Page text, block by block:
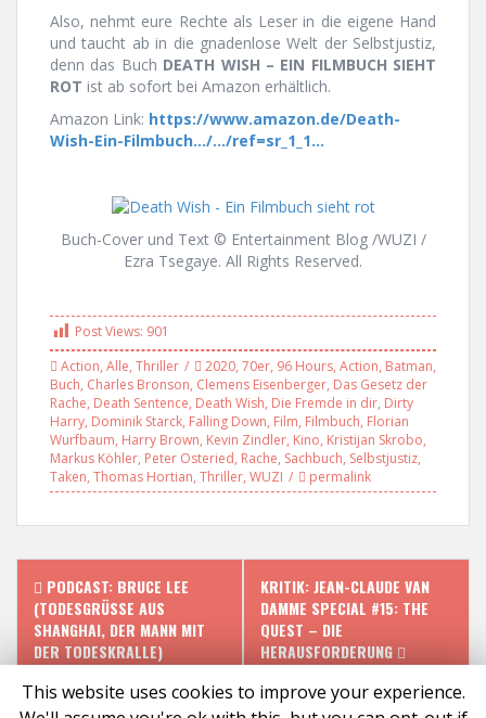
Also, nehmt eure Rechte als Leser in die eigene Hand
und taucht ab in die gnadenlose Welt der Selbstjustiz,
denn das Buch DEATH WISH – EIN FILMBUCH SIEHT
ROT ist ab sofort bei Amazon erhältlich.
Amazon Link: https://www.amazon.de/Death-
Wish-Ein-Filmbuch…/…/ref=sr_1_1…
Buch-Cover und Text © Entertainment Blog /WUZI /
Ezra Tsegaye. All Rights Reserved.
Post Views: 901
Action, Alle, Thriller 2020, 70er, 96 Hours, Action, Batman,
Buch, Charles Bronson, Clemens Eisenberger, Das Gesetz der
Rache, Death Sentence, Death Wish, Die Fremde in dir, Dirty
Harry, Dominik Starck, Falling Down, Film, Filmbuch, Florian
Wurfbaum, Harry Brown, Kevin Zindler, Kino, Kristijan Skrobo,
Markus Köhler, Peter Osteried, Rache, Sachbuch, Selbstjustiz,
Taken, Thomas Hortian, Thriller, WUZI permalink
P
o
s
PODCAST: BRUCE LEE
(TODESGRÜSSE AUS
SHANGHAI, DER MANN MIT
DER TODESKRALLE)
KRITIK: JEAN-CLAUDE VAN
DAMME SPECIAL #15: THE
QUEST – DIE
HERAUSFORDERUNG
This website uses cookies to improve your experience.